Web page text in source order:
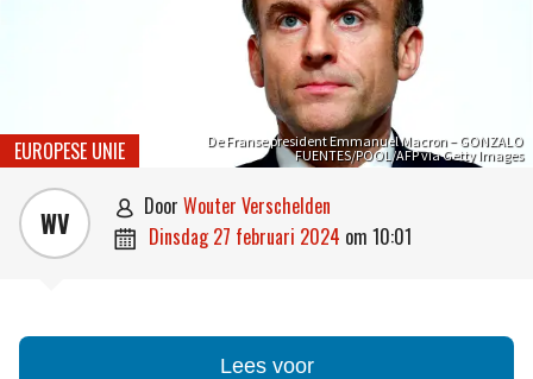
De Franse president Emmanuel Macron – GONZALO
FUENTES/POOL/AFP via Getty Images
EUROPESE UNIE
WV  door Wouter Verschelden
 dinsdag 27 februari 2024 om 10:01
Lees voor